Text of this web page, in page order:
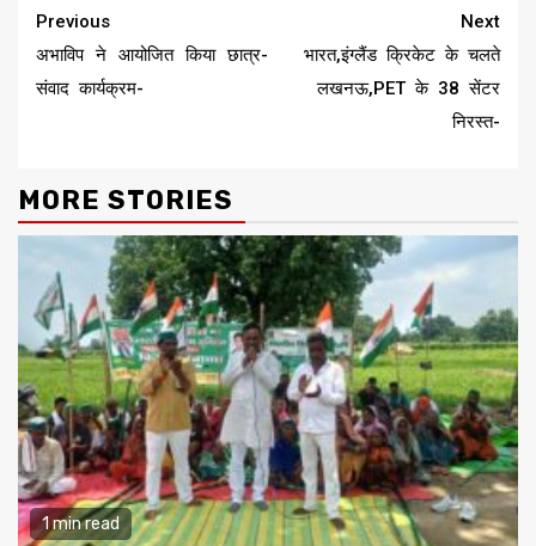
Continue
Reading
Previous
अभाविप ने आयोजित किया छात्र-
संवाद कार्यक्रम-
Next
भारत,इंग्लैंड क्रिकेट के चलते
लखनऊ,PET के 38 सेंटर
निरस्त-
MORE STORIES
1 min read